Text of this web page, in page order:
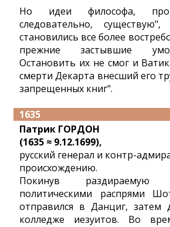
Но идеи философа,
следовательно,
становились все более
прежние застывшие
Остановить их не смог и
смерти Декарта внесший его
запрещенных книг".
1635
Патрик ГОРДОН
(1635 ≈ 9.12.1699),
русский генерал и контр-
происхождению.
Покинув
политическими распрями
отправился в Данциг, затем
колледже иезуитов. Во